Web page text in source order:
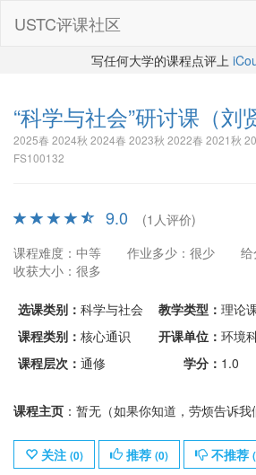
USTC评课社区
写任何大学的课程点评上
“科学与社会”研讨课 （刘
2025春 2024秋 2024春 2023秋 2022春 2021秋
FS100132
9.0
(1人评价)
课程难度：中等
作业多少：很少
收获大小：很多
选课类别： 科学与社会 教学类型： 理论
课程类别： 核心通识 开课单位： 环境
课程层次： 通修 学分： 1.0
课程主页 ：暂无（如果你知道，劳烦告诉我
关注 (0) 推荐 (0) 不推荐 (